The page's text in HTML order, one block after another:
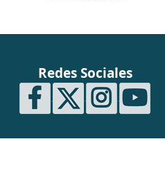
Redes Sociales